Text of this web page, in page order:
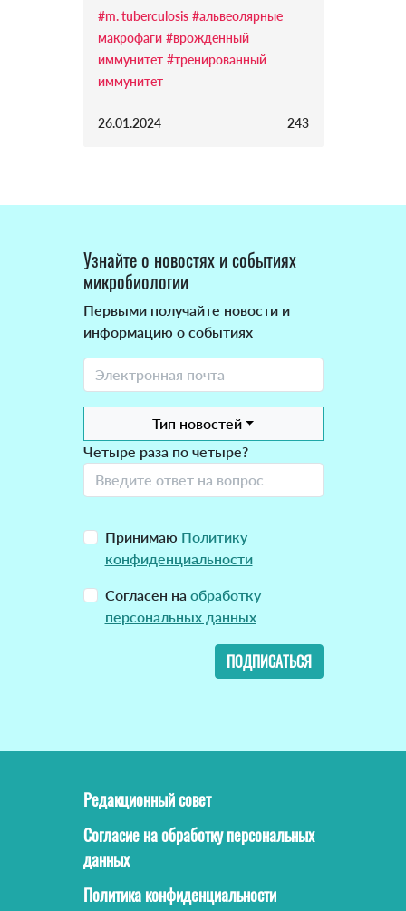
#m. tuberculosis #альвеолярные
макрофаги #врожденный
иммунитет #тренированный
иммунитет
26.01.2024 243
Узнайте о новостях и событиях
микробиологии
Первыми получайте новости и
информацию о событиях
Тип новостей
Четыре раза по четыре?
Принимаю Политику
конфиденциальности
Согласен на обработку
персональных данных
ПОДПИСАТЬСЯ
Редакционный совет
Согласие на обработку персональных
данных
Политика конфиденциальности